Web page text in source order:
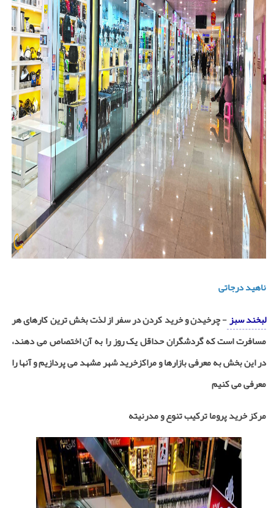
ناهید درجاتی
لبخند سبز- چرخیدن و خرید کردن در سفر از لذت بخش ترین کارهای هر
مسافرت است که گردشگران حداقل یک روز را به آن اختصاص می دهند،
در این بخش به معرفی بازارها و مراکزخرید شهر مشهد می پردازیم و آنها را
معرفی می کنیم
مرکز خرید پروما ترکیب تنوع و مدرنیته